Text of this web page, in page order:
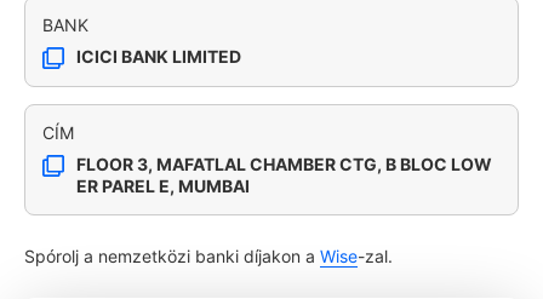
BANK
ICICI BANK LIMITED
CÍM
FLOOR 3, MAFATLAL CHAMBER CTG, B BLOC LOW
ER PAREL E, MUMBAI
Spórolj a nemzetközi banki díjakon a Wise-zal.